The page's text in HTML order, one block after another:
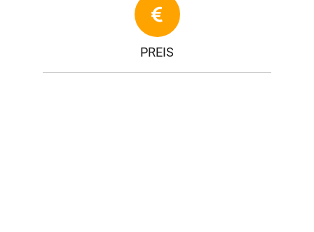
PREIS